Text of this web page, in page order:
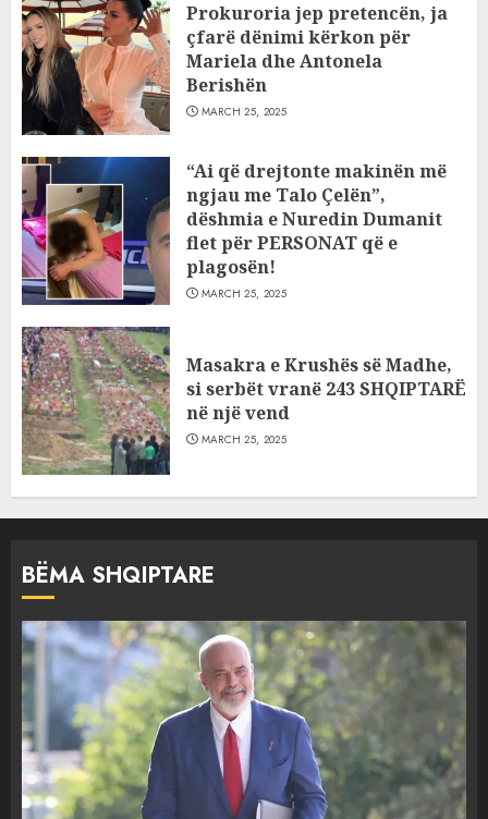
Prokuroria jep pretencën, ja
çfarë dënimi kërkon për
Mariela dhe Antonela
Berishën
MARCH 25, 2025
“Ai që drejtonte makinën më
ngjau me Talo Çelën”,
dëshmia e Nuredin Dumanit
flet për PERSONAT që e
plagosën!
MARCH 25, 2025
Masakra e Krushës së Madhe,
si serbët vranë 243 SHQIPTARË
në një vend
MARCH 25, 2025
BËMA SHQIPTARE